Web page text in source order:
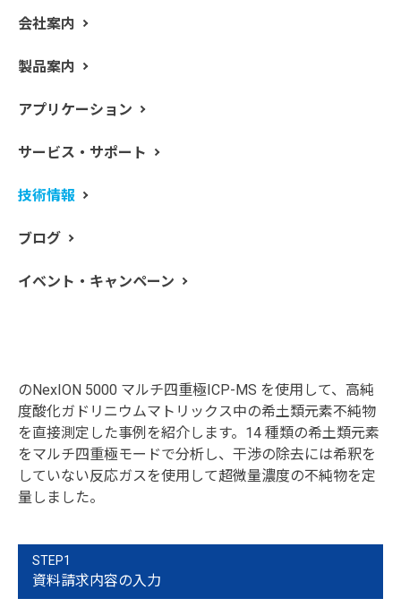
会社案内
製品案内
アプリケーション
サービス・サポート
技術情報
ブログ
イベント・キャンペーン
います。代表的なものにMg-Gd 合金があり、耐食性に優
まな用途に使用されています。また、Gd は中性子吸収断
臨界状態を制御するためにも使用されています。これら
のNexION 5000 マルチ四重極ICP-MS を使用して、高純
度酸化ガドリニウムマトリックス中の希土類元素不純物
を直接測定した事例を紹介します。14 種類の希土類元素
をマルチ四重極モードで分析し、干渉の除去には希釈を
していない反応ガスを使用して超微量濃度の不純物を定
量しました。
STEP1
資料請求内容の入力